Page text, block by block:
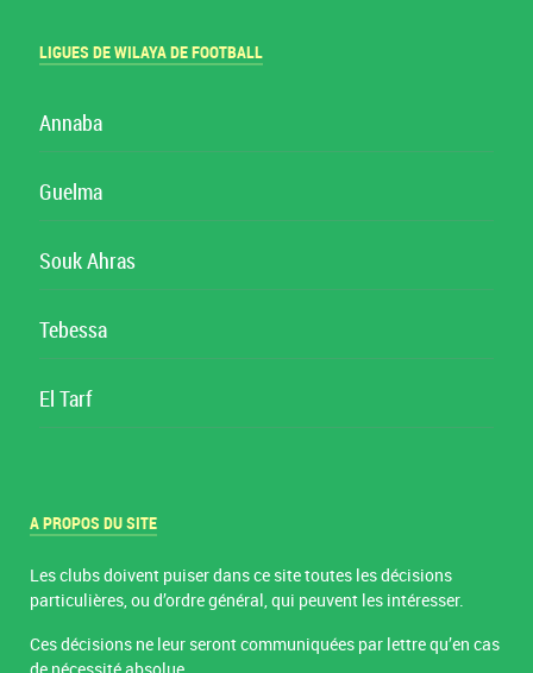
LIGUES DE WILAYA DE FOOTBALL
Annaba
Guelma
Souk Ahras
Tebessa
El Tarf
A PROPOS DU SITE
Les clubs doivent puiser dans ce site toutes les décisions
particulières, ou d’ordre général, qui peuvent les intéresser.
Ces décisions ne leur seront communiquées par lettre qu’en cas